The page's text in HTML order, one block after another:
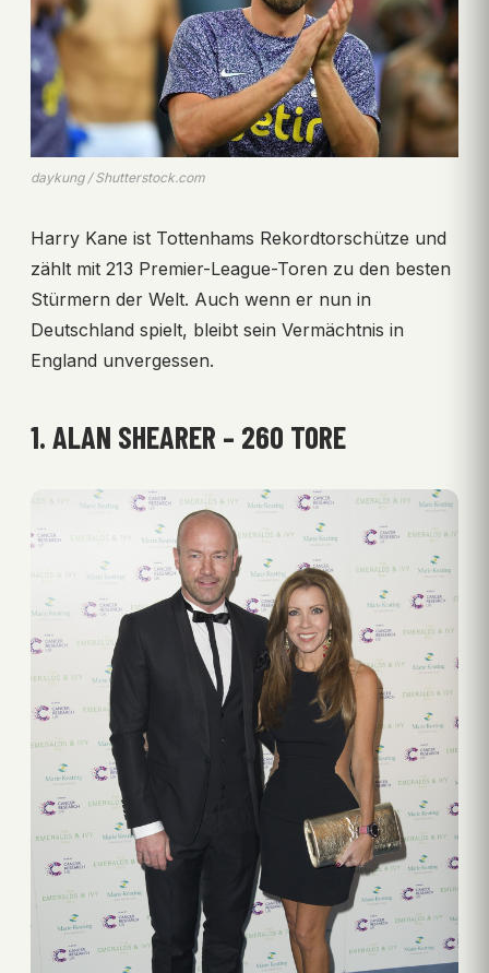
daykung / Shutterstock.com
Harry Kane ist Tottenhams Rekordtorschütze und
zählt mit 213 Premier-League-Toren zu den besten
Stürmern der Welt. Auch wenn er nun in
Deutschland spielt, bleibt sein Vermächtnis in
England unvergessen.
1. ALAN SHEARER – 260 TORE